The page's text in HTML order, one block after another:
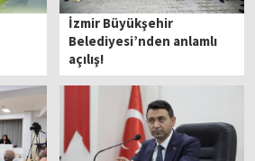
İzmir Büyükşehir
Belediyesi’nden anlamlı
açılış!